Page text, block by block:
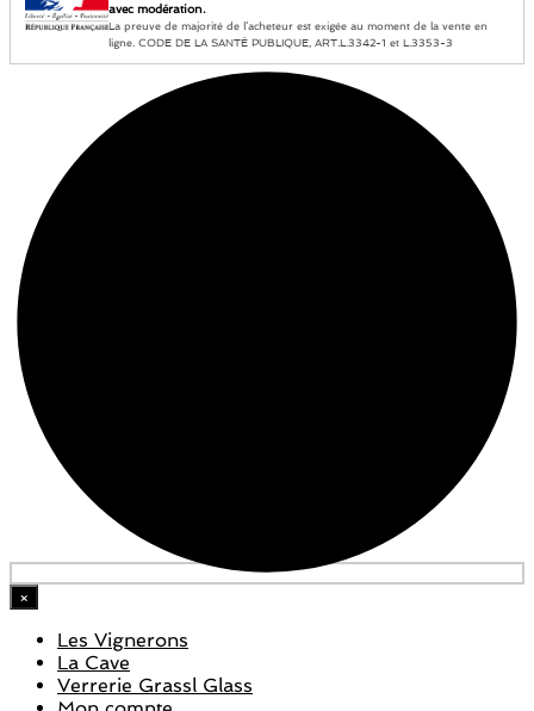
avec modération.
La preuve de majorité de l’acheteur est exigée au moment de la vente en
ligne. CODE DE LA SANTÉ PUBLIQUE, ART.L.3342-1 et L.3353-3
×
Les Vignerons
La Cave
Verrerie Grassl Glass